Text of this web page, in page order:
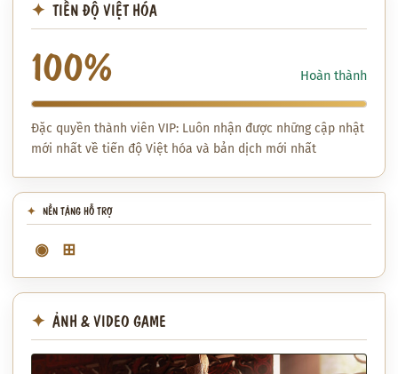
TIẾN ĐỘ VIỆT HÓA
100% Hoàn thành
Đặc quyền thành viên VIP: Luôn nhận được những cập nhật
mới nhất về tiến độ Việt hóa và bản dịch mới nhất
NỀN TẢNG HỖ TRỢ
◉ ⊞
ẢNH & VIDEO GAME